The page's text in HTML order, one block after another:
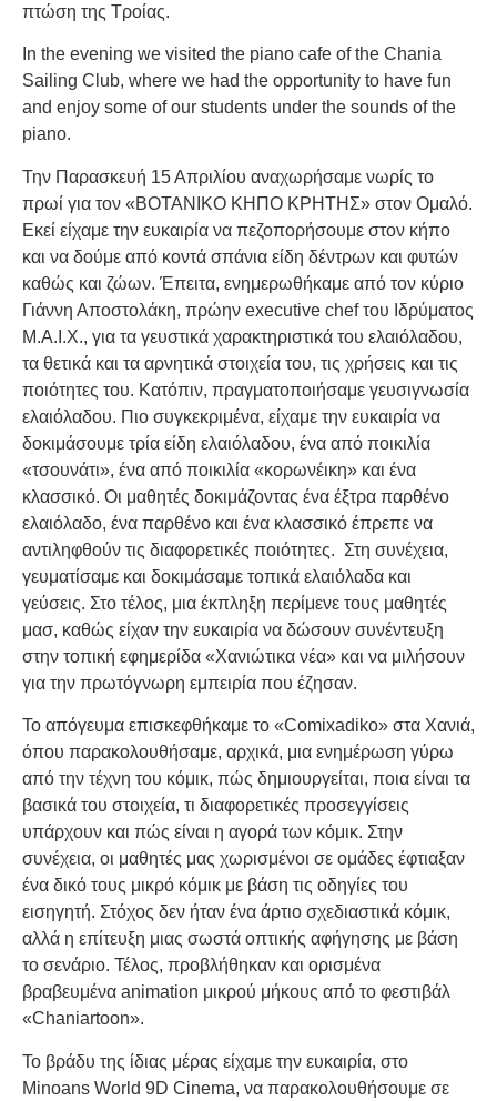
πτώση της Τροίας.
In the evening we visited the piano cafe of the Chania
Sailing Club, where we had the opportunity to have fun
and enjoy some of our students under the sounds of the
piano.
Την Παρασκευή 15 Απριλίου αναχωρήσαμε νωρίς το
πρωί για τον «ΒΟΤΑΝΙΚΟ ΚΗΠΟ ΚΡΗΤΗΣ» στον Ομαλό.
Εκεί είχαμε την ευκαιρία να πεζοπορήσουμε στον κήπο
και να δούμε από κοντά σπάνια είδη δέντρων και φυτών
καθώς και ζώων. Έπειτα, ενημερωθήκαμε από τον κύριο
Γιάννη Αποστολάκη, πρώην executive chef του Ιδρύματος
Μ.Α.Ι.Χ., για τα γευστικά χαρακτηριστικά του ελαιόλαδου,
τα θετικά και τα αρνητικά στοιχεία του, τις χρήσεις και τις
ποιότητες του. Κατόπιν, πραγματοποιήσαμε γευσιγνωσία
ελαιόλαδου. Πιο συγκεκριμένα, είχαμε την ευκαιρία να
δοκιμάσουμε τρία είδη ελαιόλαδου, ένα από ποικιλία
«τσουνάτι», ένα από ποικιλία «κορωνέικη» και ένα
κλασσικό. Οι μαθητές δοκιμάζοντας ένα έξτρα παρθένο
ελαιόλαδο, ένα παρθένο και ένα κλασσικό έπρεπε να
αντιληφθούν τις διαφορετικές ποιότητες. Στη συνέχεια,
γευματίσαμε και δοκιμάσαμε τοπικά ελαιόλαδα και
γεύσεις. Στο τέλος, μια έκπληξη περίμενε τους μαθητές
μασ, καθώς είχαν την ευκαιρία να δώσουν συνέντευξη
στην τοπική εφημερίδα «Χανιώτικα νέα» και να μιλήσουν
για την πρωτόγνωρη εμπειρία που έζησαν.
Το απόγευμα επισκεφθήκαμε το «Comixadiko» στα Χανιά,
όπου παρακολουθήσαμε, αρχικά, μια ενημέρωση γύρω
από την τέχνη του κόμικ, πώς δημιουργείται, ποια είναι τα
βασικά του στοιχεία, τι διαφορετικές προσεγγίσεις
υπάρχουν και πώς είναι η αγορά των κόμικ. Στην
συνέχεια, οι μαθητές μας χωρισμένοι σε ομάδες έφτιαξαν
ένα δικό τους μικρό κόμικ με βάση τις οδηγίες του
εισηγητή. Στόχος δεν ήταν ένα άρτιο σχεδιαστικά κόμικ,
αλλά η επίτευξη μιας σωστά οπτικής αφήγησης με βάση
το σενάριο. Τέλος, προβλήθηκαν και ορισμένα
βραβευμένα animation μικρού μήκους από το φεστιβάλ
«Chaniartoon».
Το βράδυ της ίδιας μέρας είχαμε την ευκαιρία, στο
Minoans World 9D Cinema, να παρακολουθήσουμε σε